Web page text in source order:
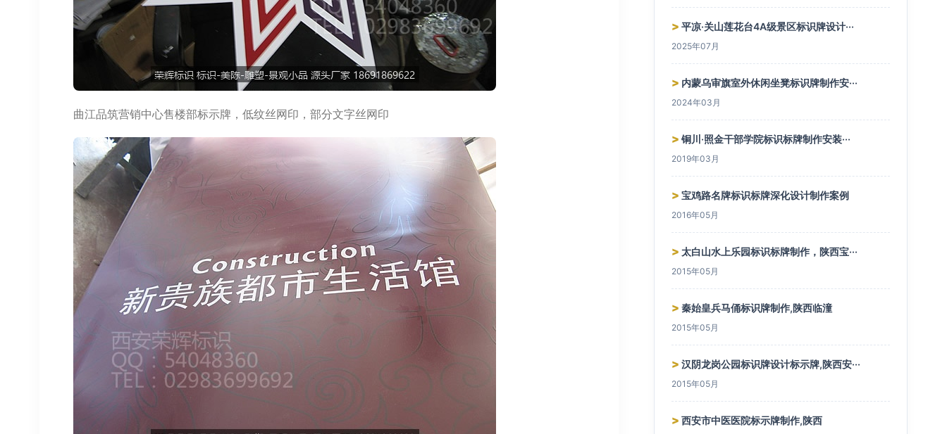
曲江品筑营销中心售楼部标示牌，低纹丝网印，部分文字丝网印
> 平凉·关山莲花台4A级景区标识牌设计···
2025年07月
> 内蒙乌审旗室外休闲坐凳标识牌制作安···
2024年03月
> 铜川·照金干部学院标识标牌制作安装···
2019年03月
> 宝鸡路名牌标识标牌深化设计制作案例
2016年05月
> 太白山水上乐园标识标牌制作，陕西宝···
2015年05月
> 秦始皇兵马俑标识牌制作,陕西临潼
2015年05月
> 汉阴龙岗公园标识牌设计标示牌,陕西安···
2015年05月
> 西安市中医医院标示牌制作,陕西